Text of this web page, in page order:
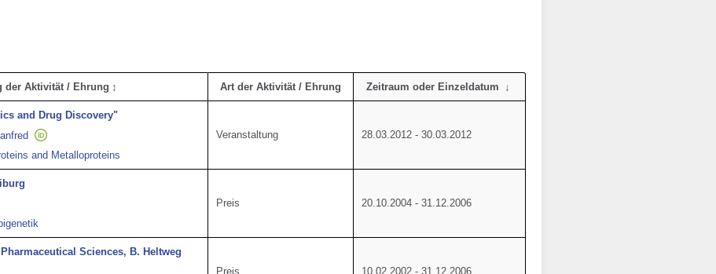
der Aktivität / Ehrung Art der Aktivität / Ehrung Zeitraum oder Einzeldatum
and Drug Discovery"
and Metalloproteins
Veranstaltung 28.03.2012 - 30.03.2012
Preis 20.10.2004 - 31.12.2006
Sciences, B. Heltweg
Preis 10.02.2002 - 31.12.2006